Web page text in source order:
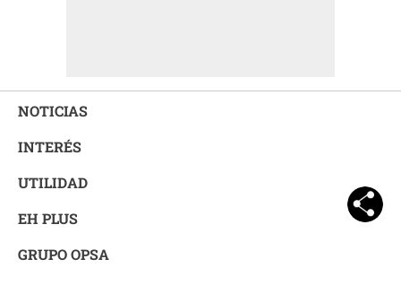
NOTICIAS
INTERÉS
UTILIDAD
EH PLUS
GRUPO OPSA